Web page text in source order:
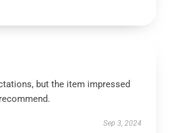
but the item impressed
Sep 3, 2024